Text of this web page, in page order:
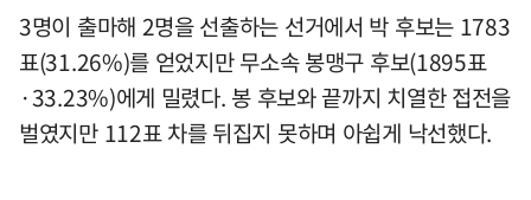
3명이 출마해 2명을 선출하는 선거에서 박 후보는 1783
표(31.26%)를 얻었지만 무소속 봉맹구 후보(1895표
·33.23%)에게 밀렸다. 봉 후보와 끝까지 치열한 접전을
벌였지만 112표 차를 뒤집지 못하며 아쉽게 낙선했다.